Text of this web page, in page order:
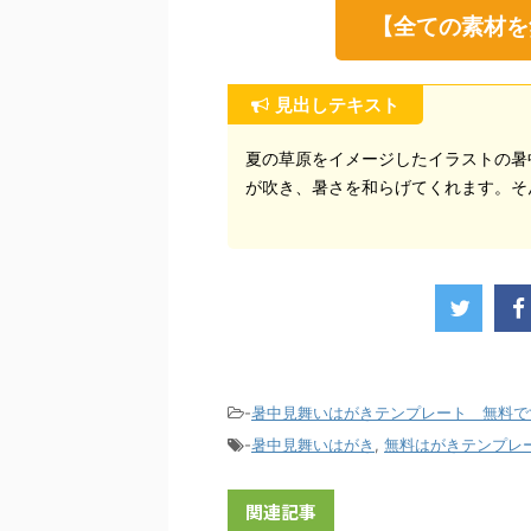
【全ての素材
見出しテキスト
夏の草原をイメージしたイラストの
が吹き、暑さを和らげてくれます。
-暑中見舞いはがきテンプレート 無料で
-暑中見舞いはがき , 無料はがきテンプレ
関連記事